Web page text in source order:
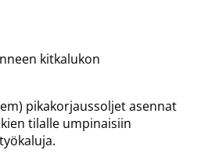
kitkalukon
pikakorjaussoljet asennat
tilalle umpinaisiin